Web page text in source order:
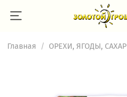
Главная ОРЕХИ, ЯГОДЫ, САХАР